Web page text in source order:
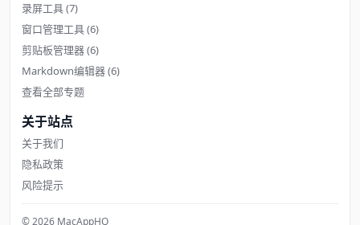
录屏工具(7)
窗口管理工具(6)
剪贴板管理器(6)
Markdown编辑器(6)
查看全部专题
关于站点
关于我们
隐私政策
风险提示
© 2026 MacAppHQ